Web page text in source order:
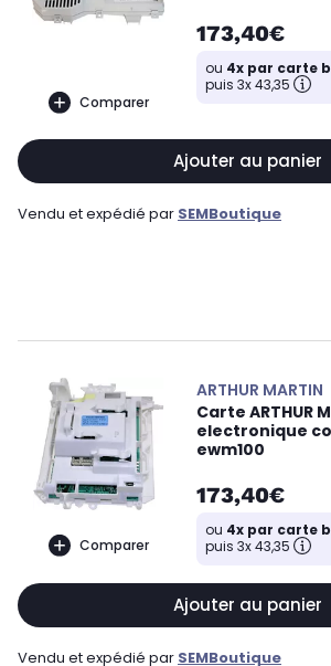
Comparer
173,40€
ou 4x par carte
puis 3x 43,35
Ajouter au panier
Vendu et expédié par SEMBoutique
Comparer
ARTHUR MARTIN
Carte ARTHUR
electronique
ewm100
173,40€
ou 4x par carte
puis 3x 43,35
Ajouter au panier
Vendu et expédié par SEMBoutique